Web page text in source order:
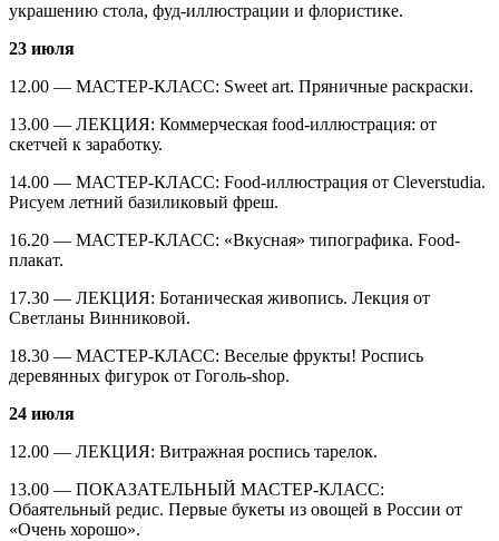
украшению стола, фуд-иллюстрации и флористике.
23 июля
12.00 — МАСТЕР-КЛАСС: Sweet art. Пряничные раскраски.
13.00 — ЛЕКЦИЯ: Коммерческая food-иллюстрация: от
скетчей к заработку.
14.00 — МАСТЕР-КЛАСС: Food-иллюстрация от Cleverstudia.
Рисуем летний базиликовый фреш.
16.20 — МАСТЕР-КЛАСС: «Вкусная» типографика. Food-
плакат.
17.30 — ЛЕКЦИЯ: Ботаническая живопись. Лекция от
Светланы Винниковой.
18.30 — МАСТЕР-КЛАСС: Веселые фрукты! Роспись
деревянных фигурок от Гоголь-shop.
24 июля
12.00 — ЛЕКЦИЯ: Витражная роспись тарелок.
13.00 — ПОКАЗАТЕЛЬНЫЙ МАСТЕР-КЛАСС:
Обаятельный редис. Первые букеты из овощей в России от
«Очень хорошо».